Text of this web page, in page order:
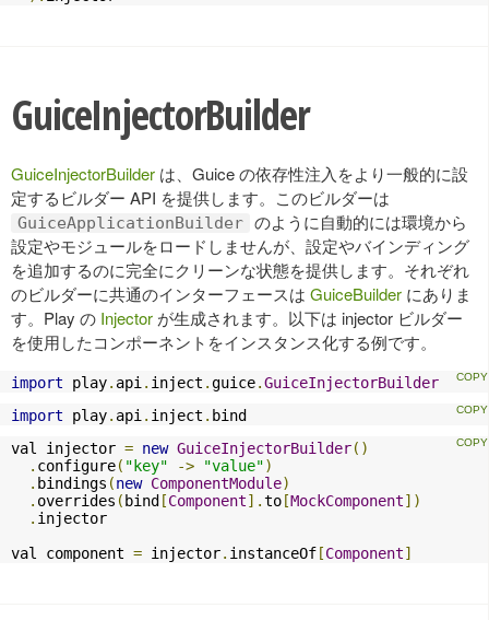
GuiceInjectorBuilder
GuiceInjectorBuilder は、Guice の依存性注入をより一般的に設
定するビルダー API を提供します。このビルダーは
GuiceApplicationBuilder のように自動的には環境から
設定やモジュールをロードしませんが、設定やバインディング
を追加するのに完全にクリーンな状態を提供します。それぞれ
のビルダーに共通のインターフェースは GuiceBuilder にありま
す。Play の Injector が生成されます。以下は injector ビルダー
を使用したコンポーネントをインスタンス化する例です。
import play. api . inject .guice.GuiceInjectorBuilder
import play. api . inject . bind
val injector = new GuiceInjectorBuilder()
. configure( "key" -> "value")
. bindings (new ComponentModule)
. overrides (bind[Component].to[MockComponent])
. injector
val component = injector. instanceOf[Component]